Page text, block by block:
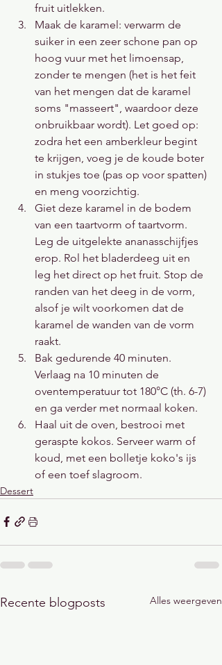
fruit uitlekken.
Maak de karamel: verwarm de
suiker in een zeer schone pan op
hoog vuur met het limoensap,
zonder te mengen (het is het feit
van het mengen dat de karamel
soms "masseert", waardoor deze
onbruikbaar wordt). Let goed op:
zodra het een amberkleur begint
te krijgen, voeg je de koude boter
in stukjes toe (pas op voor spatten)
en meng voorzichtig.
Giet deze karamel in de bodem
van een taartvorm of taartvorm.
Leg de uitgelekte ananasschijfjes
erop. Rol het bladerdeeg uit en
leg het direct op het fruit. Stop de
randen van het deeg in de vorm,
alsof je wilt voorkomen dat de
karamel de wanden van de vorm
raakt.
Bak gedurende 40 minuten.
Verlaag na 10 minuten de
oventemperatuur tot 180°C (th. 6-7)
en ga verder met normaal koken.
Haal uit de oven, bestrooi met
geraspte kokos. Serveer warm of
koud, met een bolletje koko's ijs
of een toef slagroom.
Dessert
Recente blogposts Alles weergeven